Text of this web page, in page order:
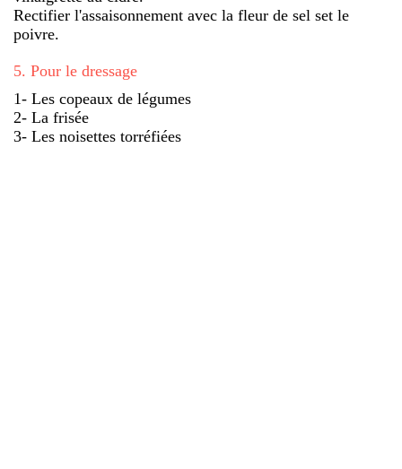
Rectifier l'assaisonnement avec la fleur de sel set le
poivre.
5. Pour le dressage
1- Les copeaux de légumes
2- La frisée
3- Les noisettes torréfiées